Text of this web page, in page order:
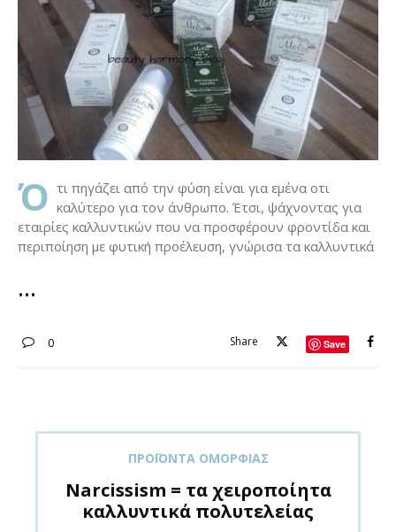
Ό τι πηγάζει από την φύση είναι για εμένα οτι
καλύτερο για τον άνθρωπο. Έτσι, ψάχνοντας για
εταιρίες καλλυντικών που να προσφέρουν φροντίδα και
περιποίηση με φυτική προέλευση, γνώρισα τα καλλυντικά
0 Share Save
ΠΡΟΪΌΝΤΑ ΟΜΟΡΦΙΆΣ
Narcissism = τα χειροποίητα
καλλυντικά πολυτελείας